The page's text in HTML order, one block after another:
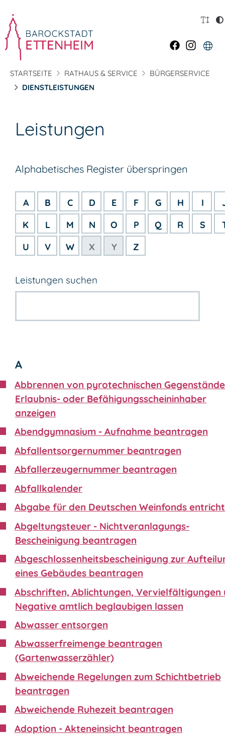
STARTSEITE RATHAUS & SERVICE
BÜRGERSERVICE
DIENSTLEISTUNGEN
Leistungen
Alphabetisches Register überspringen
A B C D E F G H I
K
L M N O P Q R S
U
V W X Y Z
Leistungen suchen
A
Abbrennen von pyrotechnischen
Erlaubnis- oder Befähigungsscheininhaber
anzeigen
Abendgymnasium - Aufnahme beantragen
Abfallentsorgernummer beantragen
Abfallerzeugernummer beantragen
Abfallkalender
Abgabe für den Deutschen Weinfonds
Abgeltungsteuer - Nichtveranlagungs-
Bescheinigung beantragen
Abgeschlossenheitsbescheinigung zur
eines Gebäudes beantragen
Abschriften, Ablichtungen, Vervielfältigungen
Negative amtlich beglaubigen lassen
Abwasser entsorgen
Abwasserfreimenge beantragen
(Gartenwasserzähler)
Abweichende Regelungen zum Schichtbetrieb
beantragen
Abweichende Ruhezeit beantragen
Adoption - Akteneinsicht beantragen